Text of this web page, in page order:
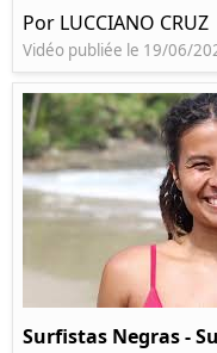
Por LUCCIANO CRUZ
Vidéo publiée le 19/06/
Surfistas Negras -